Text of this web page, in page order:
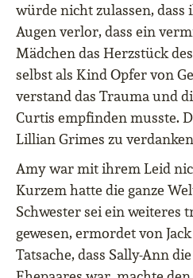
würde nicht zulassen, dass
Augen verlor, dass ein
Mädchen das Herzstück
selbst als Kind Opfer von
verstand das Trauma und
Curtis empfinden musste.
Lillian Grimes zu
Amy war mit ihrem Leid
Kurzem hatte die ganze
Schwester sei ein weiteres
gewesen, ermordet von
Tatsache, dass Sally-Ann